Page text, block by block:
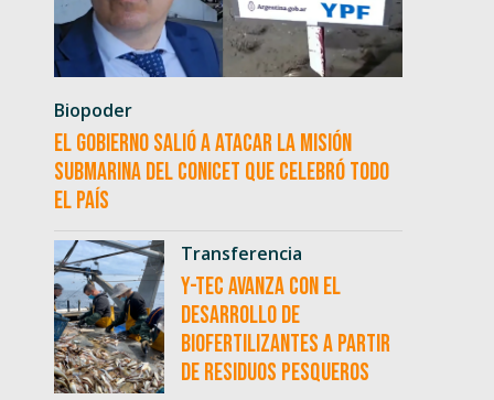
Biopoder
El Gobierno salió a atacar la misión
submarina del CONICET que celebró todo
el país
Transferencia
Y-TEC avanza con el
desarrollo de
biofertilizantes a partir
de residuos pesqueros